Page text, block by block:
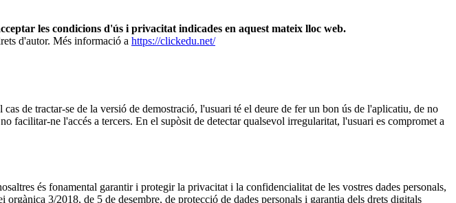
les condicions d'ús i privacitat indicades en aquest mateix lloc web.
d'autor. Més informació a https://clickedu.net/
de tractar-se de la versió de demostració, l'usuari té el deure de fer un bon ús de l'aplicatiu, de no
facilitar-ne l'accés a tercers. En el supòsit de detectar qualsevol irregularitat, l'usuari es compromet a
és fonamental garantir i protegir la privacitat i la confidencialitat de les vostres dades personals,
3/2018, de 5 de desembre, de protecció de dades personals i garantia dels drets digitals